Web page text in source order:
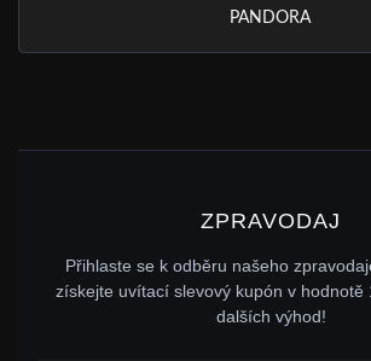
PANDORA
ZPRAVODAJ
Přihlaste se k odběru našeho
získejte uvítací slevový kupón v hodnotě
dalších výhod!